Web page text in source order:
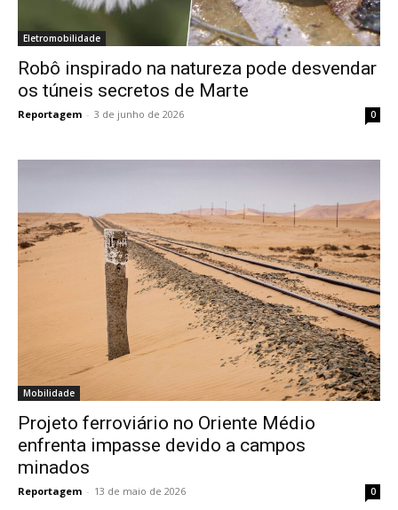
Eletromobilidade
Robô inspirado na natureza pode desvendar
os túneis secretos de Marte
Reportagem - 3 de junho de 2026 0
Mobilidade
Projeto ferroviário no Oriente Médio
enfrenta impasse devido a campos
minados
Reportagem - 13 de maio de 2026 0